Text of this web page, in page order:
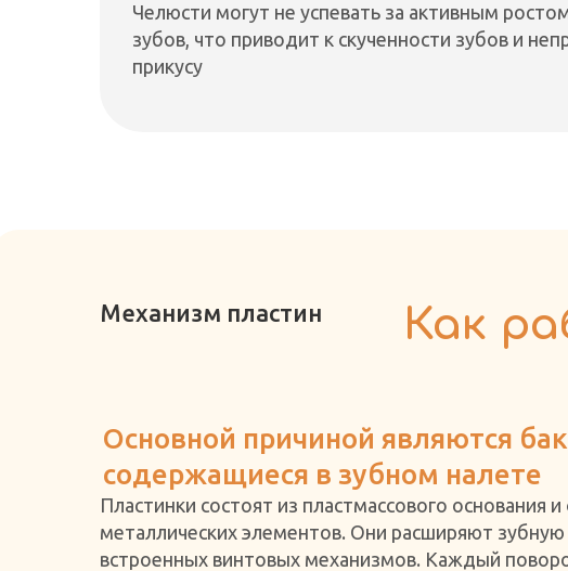
Челюсти могут не успевать за активным
зубов, что приводит к скученности зубов и
прикусу
Механизм пластин Как
Основной причиной являются
содержащиеся в зубном налете
Пластинки состоят из пластмассового основания
металлических элементов. Они расширяют
встроенных винтовых механизмов. Каждый